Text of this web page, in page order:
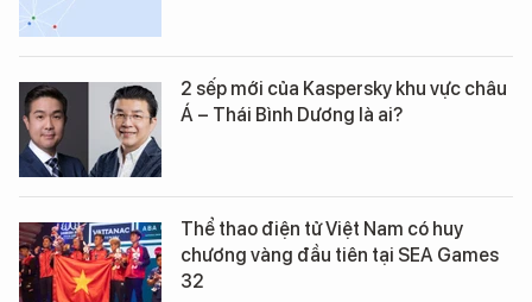
2 sếp mới của Kaspersky khu vực châu
Á – Thái Bình Dương là ai?
Thể thao điện tử Việt Nam có huy
chương vàng đầu tiên tại SEA Games
32